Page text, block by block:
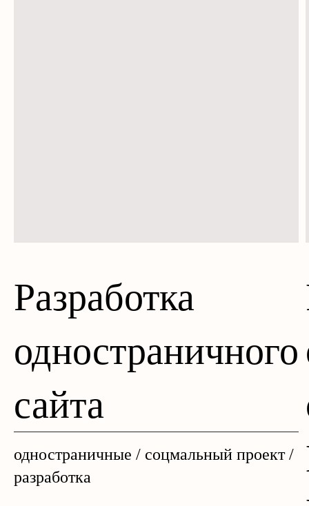
Разработка
одностраничного
сайта
одностраничные / соцмальный проект /
разработка